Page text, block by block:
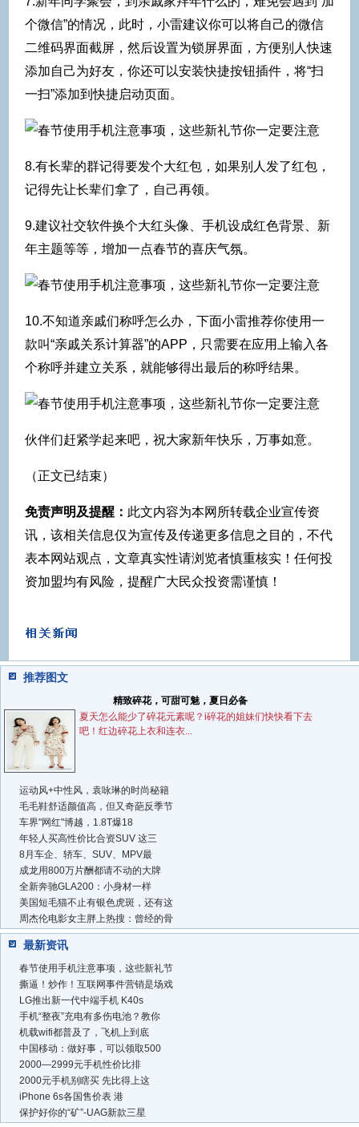
个微信”的情况，此时，小雷建议你可以将自己的微信
二维码界面截屏，然后设置为锁屏界面，方便别人快速
添加自己为好友，你还可以安装快捷按钮插件，将“扫
一扫”添加到快捷启动页面。
8.有长辈的群记得要发个大红包，如果别人发了红包，
记得先让长辈们拿了，自己再领。
9.建议社交软件换个大红头像、手机设成红色背景、新
年主题等等，增加一点春节的喜庆气氛。
10.不知道亲戚们称呼怎么办，下面小雷推荐你使用一
款叫“亲戚关系计算器”的APP，只需要在应用上输入各
个称呼并建立关系，就能够得出最后的称呼结果。
伙伴们赶紧学起来吧，祝大家新年快乐，万事如意。
（正文已结束）
免责声明及提醒： 此文内容为本网所转载企业宣传资
讯，该相关信息仅为宣传及传递更多信息之目的，不代
表本网站观点，文章真实性请浏览者慎重核实！任何投
资加盟均有风险，提醒广大民众投资需谨慎！
推荐图文
精致碎花，可甜可魅，夏日必备
夏天怎么能少了碎花元素呢？i碎花的姐妹们快快看下去
吧！红边碎花上衣和连衣...
运动风+中性风，袁咏琳的时尚秘籍
毛毛鞋舒适颜值高，但又奇葩反季节
车界"网红"博越，1.8T爆18
年轻人买高性价比合资SUV 这三
8月车企、轿车、SUV、MPV最
成龙用800万片酬都请不动的大牌
全新奔驰GLA200：小身材一样
美国短毛猫不止有银色虎斑，还有这
周杰伦电影女主胖上热搜：曾经的骨
最新资讯
春节使用手机注意事项，这些新礼节
撕逼！炒作！互联网事件营销是场戏
LG推出新一代中端手机 K40s
手机“整夜”充电有多伤电池？教你
机载wifi都普及了，飞机上到底
中国移动：做好事，可以领取500
2000—2999元手机性价比排
2000元手机别瞎买 先比得上这
iPhone 6s各国售价表 港
保护好你的“矿”-UAG新款三星